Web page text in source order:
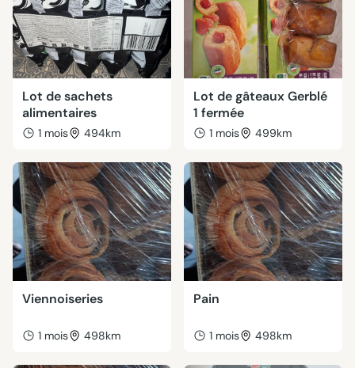
Lot de sachets
alimentaires
1 mois 494km
Lot de gâteaux Gerblé
1 fermée
1 mois 499km
Viennoiseries
1 mois 498km
Pain
1 mois 498km